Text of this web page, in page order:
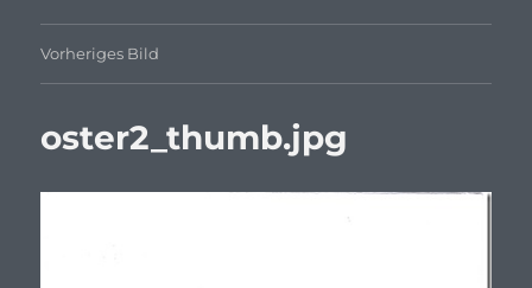
Vorheriges Bild
oster2_thumb.jpg